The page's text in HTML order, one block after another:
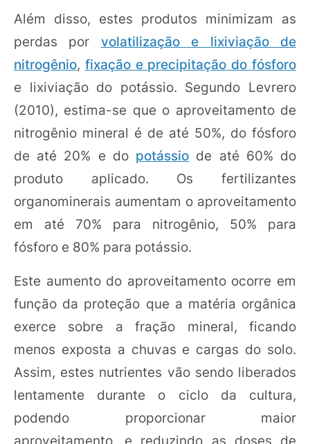
Além disso, estes produtos minimizam as
perdas por volatilização e lixiviação de
nitrogênio, fixação e precipitação do fósforo
e lixiviação do potássio. Segundo Levrero
(2010), estima-se que o aproveitamento de
nitrogênio mineral é de até 50%, do fósforo
de até 20% e do potássio de até 60% do
produto aplicado. Os fertilizantes
organominerais aumentam o aproveitamento
em até 70% para nitrogênio, 50% para
fósforo e 80% para potássio.
Este aumento do aproveitamento ocorre em
função da proteção que a matéria orgânica
exerce sobre a fração mineral, ficando
menos exposta a chuvas e cargas do solo.
Assim, estes nutrientes vão sendo liberados
lentamente durante o ciclo da cultura,
podendo proporcionar maior
aproveitamento, e reduzindo as doses de